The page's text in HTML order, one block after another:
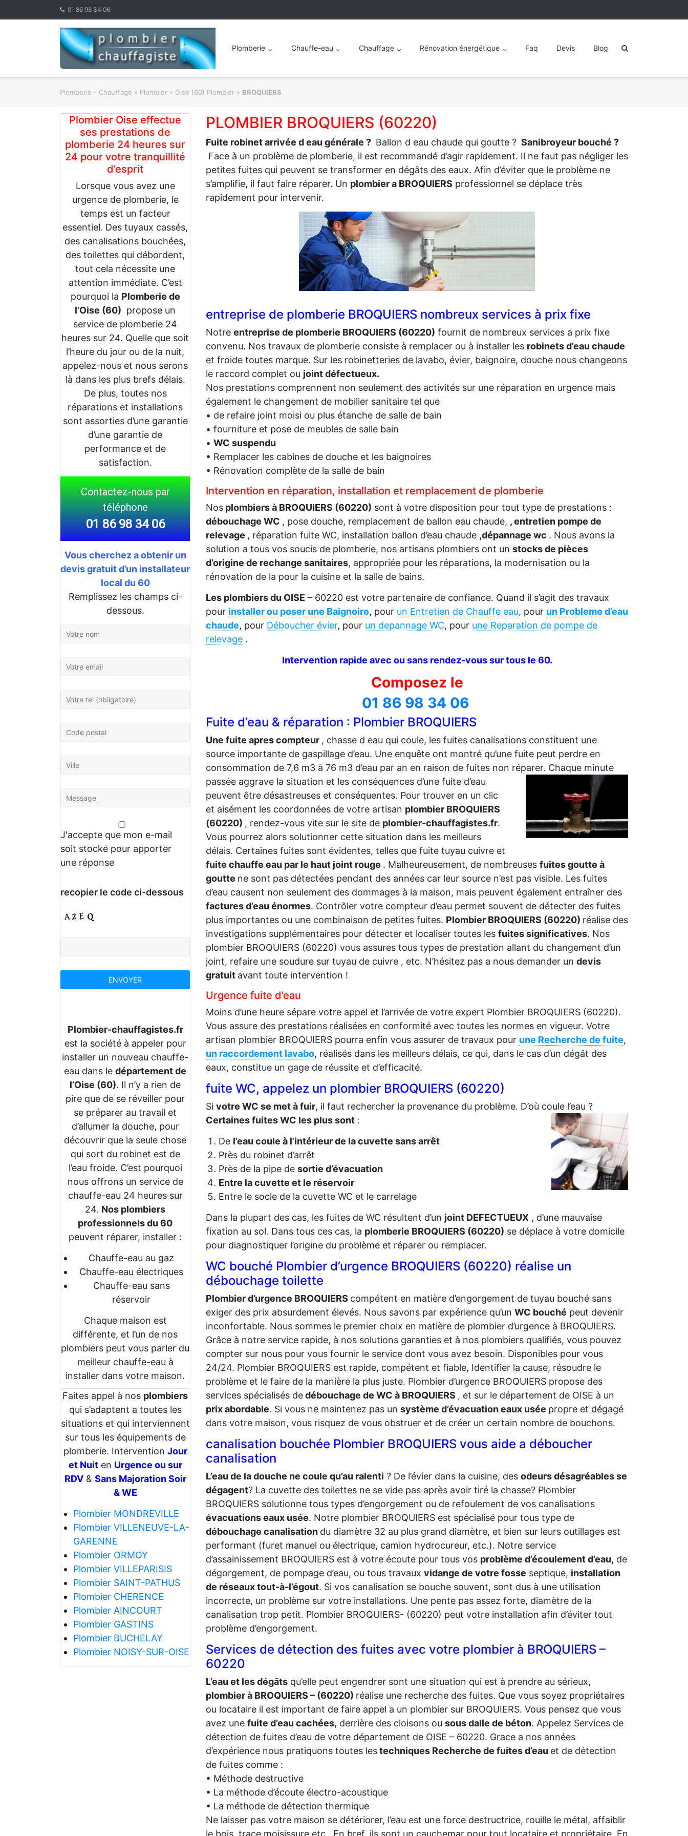
01 86 98 34 06
Plomberie Chauffe-eau Chauffage Rénovation énergétique Faq Devis Blog
Plomberie - Chauffage » Plombier » Oise (60) Plombier » BROQUIERS
Plombier Oise effectue
ses prestations de
plomberie 24 heures sur
24 pour votre tranquillité
d’esprit
Lorsque vous avez une
urgence de plomberie, le
temps est un facteur
essentiel. Des tuyaux cassés,
des canalisations bouchées,
des toilettes qui débordent,
tout cela nécessite une
attention immédiate. C’est
pourquoi la Plomberie de
l’Oise (60) propose un
service de plomberie 24
heures sur 24. Quelle que soit
l’heure du jour ou de la nuit,
appelez-nous et nous serons
là dans les plus brefs délais.
De plus, toutes nos
réparations et installations
sont assorties d’une garantie
d’une garantie de
performance et de
satisfaction.
Contactez-nous par
téléphone
01 86 98 34 06
Vous cherchez a obtenir un
devis gratuit d’un installateur
local du 60
Remplissez les champs ci-
dessous.
J'accepte que mon e-mail
soit stocké pour apporter
une réponse
recopier le code ci-dessous
Plombier-chauffagistes.fr
est la société à appeler pour
installer un nouveau chauffe-
eau dans le département de
l’Oise (60). Il n’y a rien de
pire que de se réveiller pour
se préparer au travail et
d’allumer la douche, pour
découvrir que la seule chose
qui sort du robinet est de
l’eau froide. C’est pourquoi
nous offrons un service de
chauffe-eau 24 heures sur
24. Nos plombiers
professionnels du 60
peuvent réparer, installer :
Chauffe-eau au gaz
Chauffe-eau électriques
Chauffe-eau sans
réservoir
Chaque maison est
différente, et l’un de nos
plombiers peut vous parler du
meilleur chauffe-eau à
installer dans votre maison.
Faites appel à nos plombiers
qui s’adaptent a toutes les
situations et qui interviennent
sur tous les équipements de
plomberie. Intervention Jour
et Nuiten Urgence ou sur
RDV& Sans Majoration Soir
& WE
Plombier MONDREVILLE
Plombier VILLENEUVE-LA-
GARENNE
Plombier ORMOY
Plombier VILLEPARISIS
Plombier SAINT-PATHUS
Plombier CHERENCE
Plombier AINCOURT
Plombier GASTINS
Plombier BUCHELAY
Plombier NOISY-SUR-OISE
PLOMBIER BROQUIERS (60220)
Fuite robinet arrivée d eau générale ? Ballon d eau chaude qui goutte ? Sanibroyeur bouché ?
Face à un problème de plomberie, il est recommandé d’agir rapidement. Il ne faut pas négliger les
petites fuites qui peuvent se transformer en dégâts des eaux. Afin d’éviter que le problème ne
s’amplifie, il faut faire réparer. Un plombier a BROQUIERS professionnel se déplace très
rapidement pour intervenir.
entreprise de plomberie BROQUIERS nombreux services à prix fixe
Notre entreprise de plomberie BROQUIERS (60220) fournit de nombreux services a prix fixe
convenu. Nos travaux de plomberie consiste à remplacer ou à installer les robinets d’eau chaude
et froide toutes marque. Sur les robinetteries de lavabo, évier, baignoire, douche nous changeons
le raccord complet ou joint défectueux.
Nos prestations comprennent non seulement des activités sur une réparation en urgence mais
également le changement de mobilier sanitaire tel que
• de refaire joint moisi ou plus étanche de salle de bain
• fourniture et pose de meubles de salle bain
• WC suspendu
• Remplacer les cabines de douche et les baignoires
• Rénovation complète de la salle de bain
Intervention en réparation, installation et remplacement de plomberie
Nos plombiers à BROQUIERS (60220) sont à votre disposition pour tout type de prestations :
débouchage WC , pose douche, remplacement de ballon eau chaude, , entretien pompe de
relevage , réparation fuite WC, installation ballon d’eau chaude ,dépannage wc . Nous avons la
solution a tous vos soucis de plomberie, nos artisans plombiers ont un stocks de pièces
d’origine de rechange sanitaires, appropriée pour les réparations, la modernisation ou la
rénovation de la pour la cuisine et la salle de bains.
Les plombiers du OISE – 60220 est votre partenaire de confiance. Quand il s’agit des travaux
pour installer ou poser une Baignoire, pour un Entretien de Chauffe eau, pour un Probleme d’eau
chaude, pour Déboucher évier, pour un depannage WC, pour une Reparation de pompe de
relevage .
Intervention rapide avec ou sans rendez-vous sur tous le 60.
Composez le
01 86 98 34 06
Fuite d’eau & réparation : Plombier BROQUIERS
Une fuite apres compteur , chasse d eau qui coule, les fuites canalisations constituent une
source importante de gaspillage d’eau. Une enquête ont montré qu’une fuite peut perdre en
consommation de 7,6 m3 à 76 m3 d’eau par an en raison de fuites non réparer. Chaque minute
passée aggrave la situation et les conséquences d’une fuite d’eau
peuvent être désastreuses et conséquentes. Pour trouver en un clic
et aisément les coordonnées de votre artisan plombier BROQUIERS
(60220) , rendez-vous vite sur le site de plombier-chauffagistes.fr.
Vous pourrez alors solutionner cette situation dans les meilleurs
délais. Certaines fuites sont évidentes, telles que fuite tuyau cuivre et
fuite chauffe eau par le haut joint rouge . Malheureusement, de nombreuses fuites goutte à
goutte ne sont pas détectées pendant des années car leur source n’est pas visible. Les fuites
d’eau causent non seulement des dommages à la maison, mais peuvent également entraîner des
factures d’eau énormes. Contrôler votre compteur d’eau permet souvent de détecter des fuites
plus importantes ou une combinaison de petites fuites. Plombier BROQUIERS (60220) réalise des
investigations supplémentaires pour détecter et localiser toutes les fuites significatives. Nos
plombier BROQUIERS (60220) vous assures tous types de prestation allant du changement d’un
joint, refaire une soudure sur tuyau de cuivre , etc. N’hésitez pas a nous demander un devis
gratuit avant toute intervention !
Urgence fuite d’eau
Moins d’une heure sépare votre appel et l’arrivée de votre expert Plombier BROQUIERS (60220).
Vous assure des prestations réalisées en conformité avec toutes les normes en vigueur. Votre
artisan plombier BROQUIERS pourra enfin vous assurer de travaux pour une Recherche de fuite,
un raccordement lavabo, réalisés dans les meilleurs délais, ce qui, dans le cas d’un dégât des
eaux, constitue un gage de réussite et d’efficacité.
fuite WC, appelez un plombier BROQUIERS (60220)
Si votre WC se met à fuir, il faut rechercher la provenance du problème. D’où coule l’eau ?
Certaines fuites WC les plus sont :
De l’eau coule à l’intérieur de la cuvette sans arrêt
Près du robinet d’arrêt
Près de la pipe de sortie d’évacuation
Entre la cuvette et le réservoir
Entre le socle de la cuvette WC et le carrelage
Dans la plupart des cas, les fuites de WC résultent d’un joint DEFECTUEUX , d’une mauvaise
fixation au sol. Dans tous ces cas, la plomberie BROQUIERS (60220) se déplace à votre domicile
pour diagnostiquer l’origine du problème et réparer ou remplacer.
WC bouché Plombier d’urgence BROQUIERS (60220) réalise un
débouchage toilette
Plombier d’urgence BROQUIERS compétent en matière d’engorgement de tuyau bouché sans
exiger des prix absurdement élevés. Nous savons par expérience qu’un WC bouché peut devenir
inconfortable. Nous sommes le premier choix en matière de plombier d’urgence à BROQUIERS.
Grâce à notre service rapide, à nos solutions garanties et à nos plombiers qualifiés, vous pouvez
compter sur nous pour vous fournir le service dont vous avez besoin. Disponibles pour vous
24/24. Plombier BROQUIERS est rapide, compétent et fiable, Identifier la cause, résoudre le
problème et le faire de la manière la plus juste. Plombier d’urgence BROQUIERS propose des
services spécialisés dedébouchage de WC à BROQUIERS , et sur le département de OISE à un
prix abordable. Si vous ne maintenez pas un système d’évacuation eaux usée propre et dégagé
dans votre maison, vous risquez de vous obstruer et de créer un certain nombre de bouchons.
canalisation bouchée Plombier BROQUIERS vous aide a déboucher
canalisation
L’eau de la douche ne coule qu’au ralenti ? De l’évier dans la cuisine, des odeurs désagréables se
dégagent? La cuvette des toilettes ne se vide pas après avoir tiré la chasse? Plombier
BROQUIERS solutionne tous types d’engorgement ou de refoulement de vos canalisations
évacuations eaux usée. Notre plombier BROQUIERS est spécialisé pour tous type de
débouchage canalisation du diamètre 32 au plus grand diamètre, et bien sur leurs outillages est
performant (furet manuel ou électrique, camion hydrocureur, etc.). Notre service
d’assainissement BROQUIERS est à votre écoute pour tous vos problème d’écoulement d’eau, de
dégorgement, de pompage d’eau, ou tous travaux vidange de votre fosse septique, installation
de réseaux tout-à-l’égout. Si vos canalisation se bouche souvent, sont dus à une utilisation
incorrecte, un problème sur votre installations. Une pente pas assez forte, diamètre de la
canalisation trop petit. Plombier BROQUIERS- (60220) peut votre installation afin d’éviter tout
problème d’engorgement.
Services de détection des fuites avec votre plombier à BROQUIERS –
60220
L’eau et les dégâts qu’elle peut engendrer sont une situation qui est à prendre au sérieux,
plombier à BROQUIERS – (60220) réalise une recherche des fuites. Que vous soyez propriétaires
ou locataire il est important de faire appel a un plombier sur BROQUIERS. Vous pensez que vous
avez une fuite d’eau cachées, derrière des cloisons ou sous dalle de béton. Appelez Services de
détection de fuites d’eau de votre département de OISE – 60220. Grace a nos années
d’expérience nous pratiquons toutes lestechniques Recherche de fuites d’eau et de détection
de fuites comme :
• Méthode destructive
• La méthode d’écoute électro-acoustique
• La méthode de détection thermique
Ne laisser pas votre maison se détériorer, l’eau est une force destructrice, rouille le métal, affaiblir
le bois, trace moisissure etc.. En bref, ils sont un cauchemar pour tout locataire et propriétaire. En